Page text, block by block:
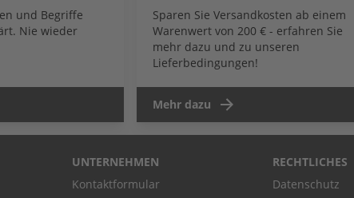
und Begriffe
Nie wieder
Sparen Sie Versandkosten ab einem
Warenwert von 200 € - erfahren Sie
mehr dazu und zu unseren
Lieferbedingungen!
Mehr dazu
UNTERNEHMEN
Kontaktformular
RECHTLICHES
Datenschutz